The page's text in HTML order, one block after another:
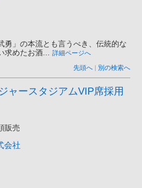
勇」の本流とも言うべき、伝統的な
求めたお酒... 詳細ページへ
先頭へ | 別の検索へ
ャースタジアムVIP席採用
販売
会社